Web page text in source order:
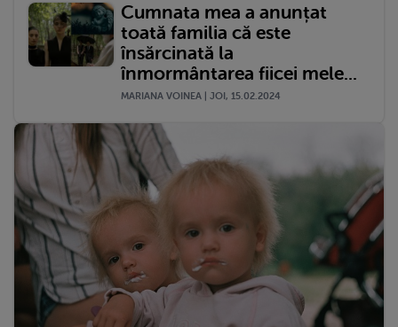
Cumnata mea a anunțat
toată familia că este
însărcinată la
înmormântarea fiicei mele...
MARIANA VOINEA | JOI, 15.02.2024